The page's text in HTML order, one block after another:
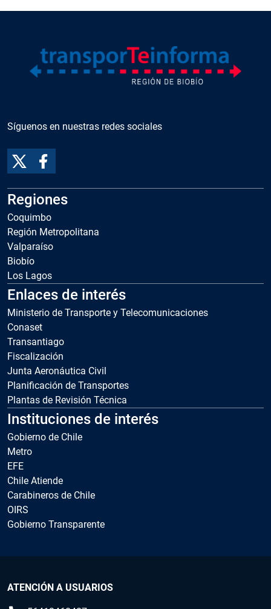
Síguenos en nuestras redes sociales
Regiones
Coquimbo
Región Metropolitana
Valparaíso
Biobío
Los Lagos
Enlaces de interés
Ministerio de Transporte y Telecomunicaciones
Conaset
Transantiago
Fiscalización
Junta Aeronáutica Civil
Planificación de Transportes
Plantas de Revisión Técnica
Instituciones de interés
Gobierno de Chile
Metro
EFE
Chile Atiende
Carabineros de Chile
OIRS
Gobierno Transparente
ATENCIÓN A USUARIOS